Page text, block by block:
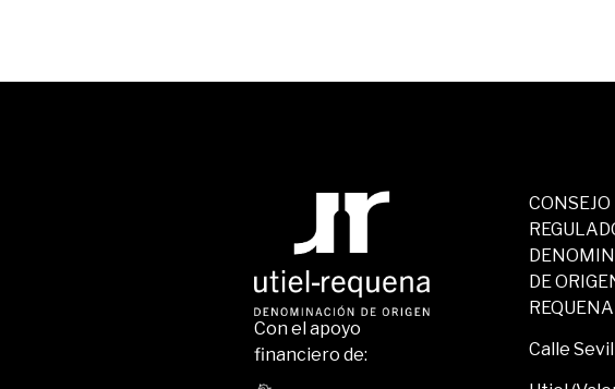
Con el apoyo
financiero de:
CONSEJO
DE
REQUENA
Calle